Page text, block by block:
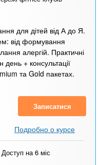
для дітей від А до Я.
від формування
алергій. Практичні
день + консультації
та Gold пакетах.
Записатися
Подробно о курсе
Доступ на 6 міс